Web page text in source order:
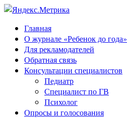
Главная
О журнале «Ребенок до года»
Для рекламодателей
Обратная связь
Консультации специалистов
Педиатр
Специалист по ГВ
Психолог
Опросы и голосования